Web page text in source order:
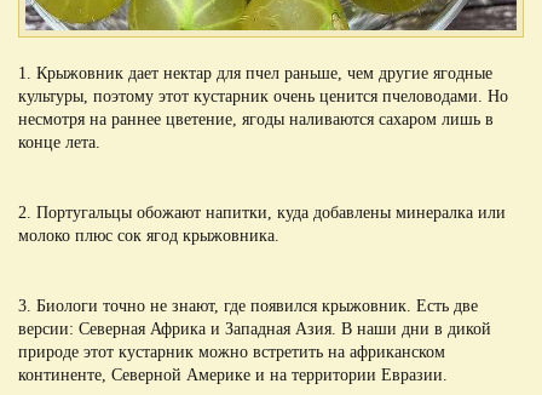
1. Крыжовник дает нектар для пчел раньше, чем другие ягодные
культуры, поэтому этот кустарник очень ценится пчеловодами. Но
несмотря на раннее цветение, ягоды наливаются сахаром лишь в
конце лета.
2. Португальцы обожают напитки, куда добавлены минералка или
молоко плюс сок ягод крыжовника.
3. Биологи точно не знают, где появился крыжовник. Есть две
версии: Северная Африка и Западная Азия. В наши дни в дикой
природе этот кустарник можно встретить на африканском
континенте, Северной Америке и на территории Евразии.